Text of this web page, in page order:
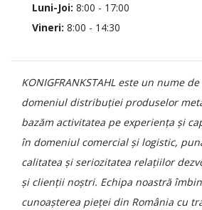
Luni-Joi: 8:00 - 17:00
Vineri: 8:00 - 14:30
KONIGFRANKSTAHL este un nume
domeniul distribuției produselor
bazăm activitatea pe experiența și
în domeniul comercial și logistic,
calitatea și seriozitatea relațiilor
și clienții noștri. Echipa noastră
cunoașterea pieței din România cu